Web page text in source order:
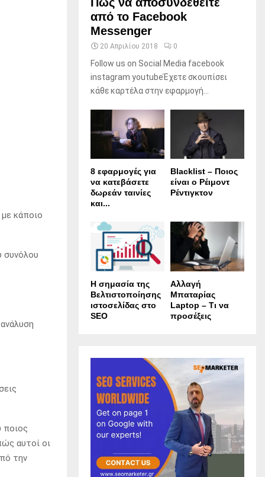
κάποιο
συνόλου
ποιος
αυτοί οι
την
από το Facebook
Messenger
20 Απριλίου 2018 0
Follow us on Social Media facebook
instagram youtubeΈχετε σκουπίσει
κάθε καρτέλα στην εφαρμογή...
8 εφαρμογές για
να κατεβάσετε
δωρεάν ταινίες
και...
Blacklist – Ποιος
είναι ο Ρέιμοντ
Ρέντιγκτον
Η σημασία της
Βελτιστοποίησης
ιστοσελίδας στο
SEO
Αλλαγή
Μπαταρίας
Laptop – Τι να
προσέξεις